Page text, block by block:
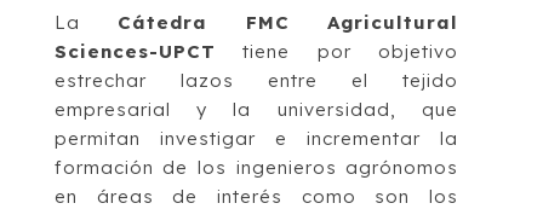
La Cátedra FMC Agricultural
Sciences-UPCT tiene por objetivo
estrechar lazos entre el tejido
empresarial y la universidad, que
permitan investigar e incrementar la
formación de los ingenieros agrónomos
en áreas de interés como son los